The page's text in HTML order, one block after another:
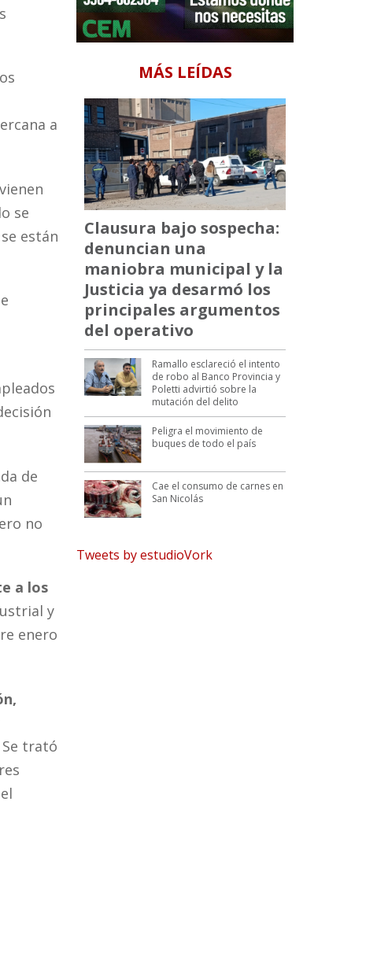
a
se
están
de
no
a los
y
enero
Se trató
MÁS LEÍDAS
Clausura bajo sospecha:
denuncian una
maniobra municipal y la
Justicia ya desarmó los
principales argumentos
del operativo
Ramallo esclareció el intento
de robo al Banco Provincia y
Poletti advirtió sobre la
mutación del delito
Peligra el movimiento de
buques de todo el país
Cae el consumo de carnes en
San Nicolás
Tweets by estudioVork